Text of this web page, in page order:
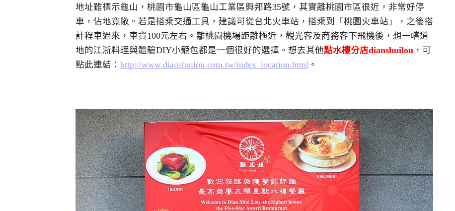
地址雖標示龜山，桃園市龜山區龜山工業區興邦路35號，其實離桃園市區很近，非常好停
車，佔地寬敞。若是搭乘交通工具，建議可從台北火車站，搭乘到「桃園火車站」，之後搭
計程車過來，車資100元左右。離桃園機場距離極近，觀光客及商務客下飛機後，想一嚐道
地的江浙料理與體驗DIY小籠包都是一個很好的選擇。想去其他點水樓分店dianshuilou ，可
點此連結： http://www.dianshuilou.com.tw/index_location.html 。